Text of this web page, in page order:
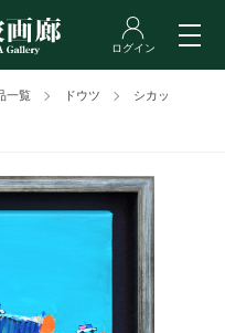
一覧 ドウツ シカッ